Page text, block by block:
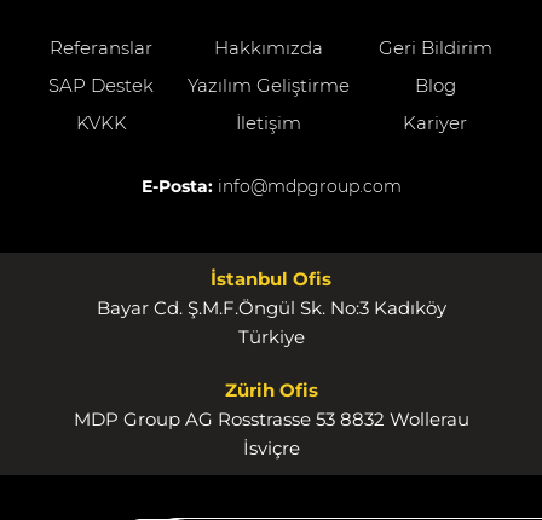
Referanslar Hakkımızda
Geri Bildirim
SAP Destek
Yazılım Geliştirme
Blog
KVKK
İletişim Kariyer
E-Posta: info@mdpgroup.com
İstanbul Ofis
Bayar Cd. Ş.M.F.Öngül Sk. No:3 Kadıköy
Türkiye
Zürih Ofis
MDP Group AG Rosstrasse 53 8832 Wollerau
İsviçre